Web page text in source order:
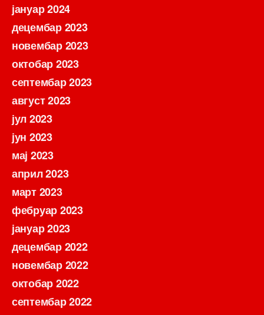
јануар 2024
децембар 2023
новембар 2023
октобар 2023
септембар 2023
август 2023
јул 2023
јун 2023
мај 2023
април 2023
март 2023
фебруар 2023
јануар 2023
децембар 2022
новембар 2022
октобар 2022
септембар 2022